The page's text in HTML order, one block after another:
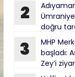
2
doğru
3
MHP
başladı:
Zey’i